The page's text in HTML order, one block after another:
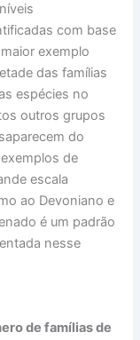
com base
exemplo
das famílias
espécies no
outros grupos
do
de
escala
ao Devoniano e
é um padrão
nesse
de famílias de